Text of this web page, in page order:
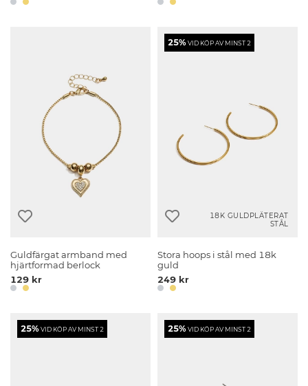
Guldfärgat armband med
hjärtformad berlock
129 kr
25%VID KÖP AV MINST 2
18K GULDPLÄTERAT
STÅL
Stora hoops i stål med 18k
guld
249 kr
25%VID KÖP AV MINST 2 25%VID KÖP AV MINST 2